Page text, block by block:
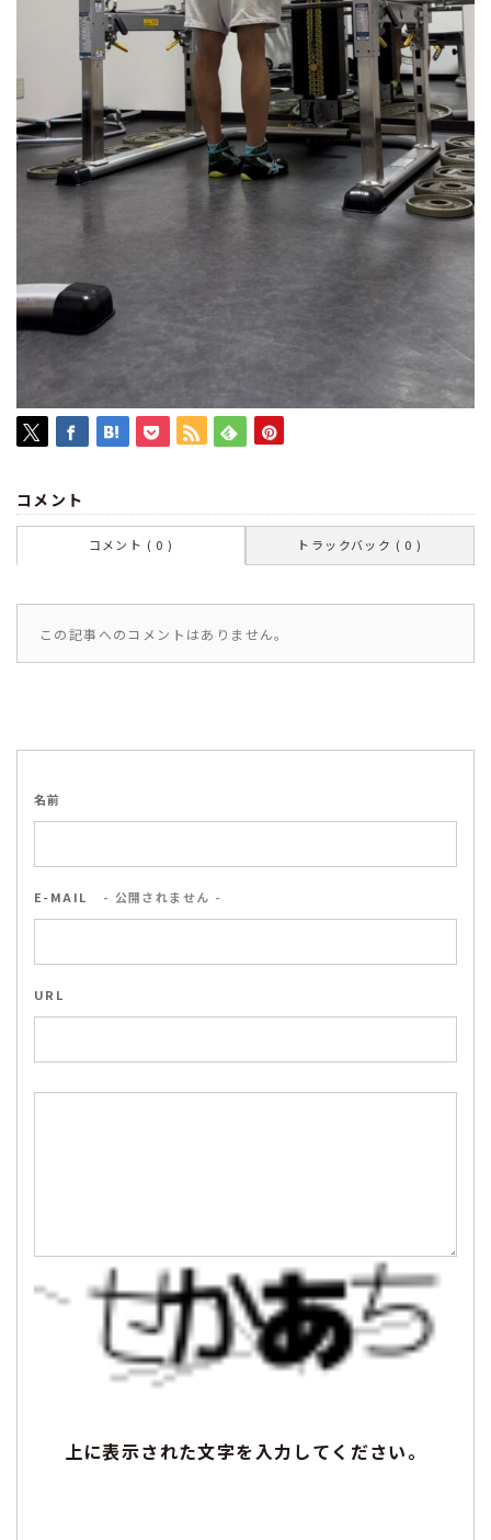
コメント
コメント ( 0 ) トラックバック ( 0 )
この記事へのコメントはありません。
名前
E-MAIL - 公開されません -
URL
上に表示された文字を入力してください。